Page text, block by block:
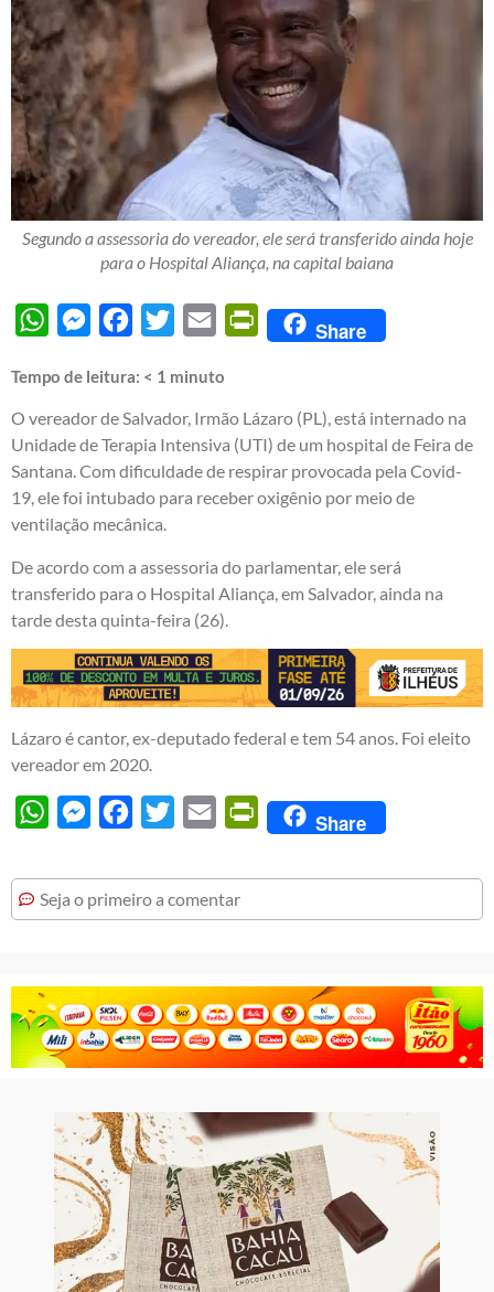
Segundo a assessoria do vereador, ele será transferido ainda hoje
para o Hospital Aliança, na capital baiana
WhatsAppMessengerFacebook
Twitter Email PrintFriendly
Share
Tempo de leitura: < 1 minuto
O vereador de Salvador, Irmão Lázaro (PL), está internado na
Unidade de Terapia Intensiva (UTI) de um hospital de Feira de
Santana. Com dificuldade de respirar provocada pela Covid-
19, ele foi intubado para receber oxigênio por meio de
ventilação mecânica.
De acordo com a assessoria do parlamentar, ele será
transferido para o Hospital Aliança, em Salvador, ainda na
tarde desta quinta-feira (26).
Lázaro é cantor, ex-deputado federal e tem 54 anos. Foi eleito
vereador em 2020.
WhatsAppMessengerFacebook
Twitter Email PrintFriendly
Share
Seja o primeiro a comentar